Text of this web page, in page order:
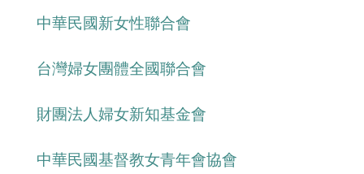
中華民國新女性聯合會
台灣婦女團體全國聯合會
財團法人婦女新知基金會
中華民國基督教女青年會協會